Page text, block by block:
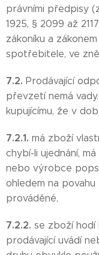
právními předpisy
1925, § 2099 až
zákoníku a
spotřebitele, ve
7.2. Prodávající
převzetí nemá
kupujícímu, že v
7.2.1. má zboží
chybí-li ujednání,
nebo výrobce
ohledem na povahu
prováděné,
7.2.2. se zboží
prodávající uvádí